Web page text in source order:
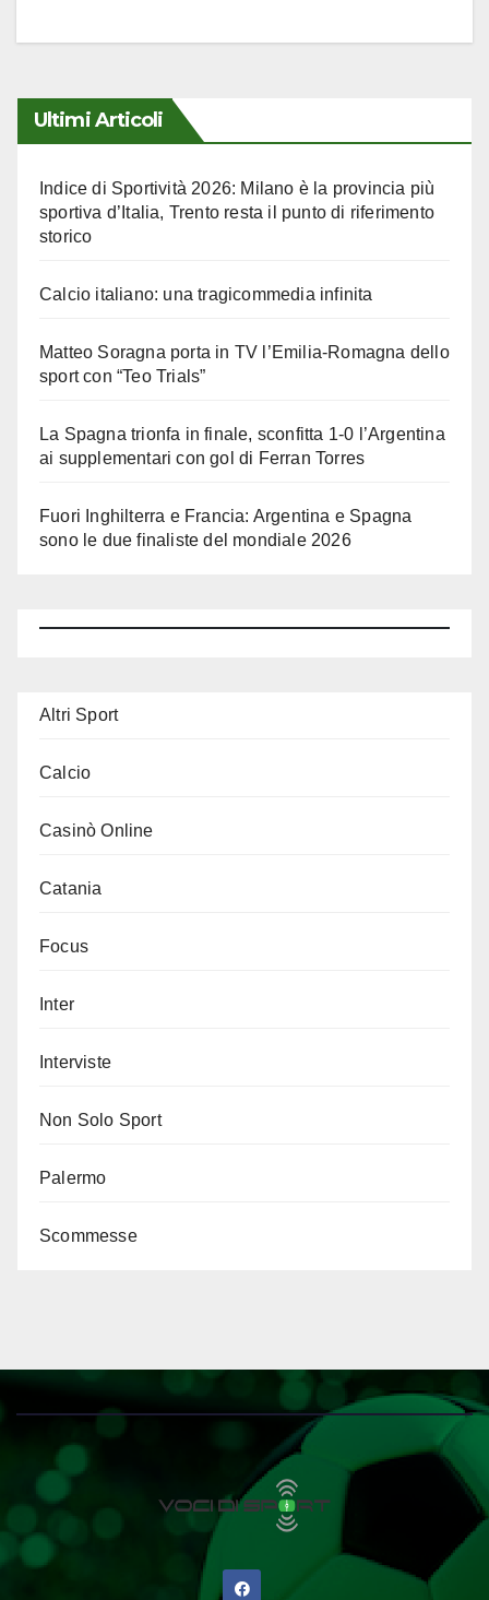
Ultimi Articoli
Indice di Sportività 2026: Milano è la provincia più
sportiva d’Italia, Trento resta il punto di riferimento
storico
Calcio italiano: una tragicommedia infinita
Matteo Soragna porta in TV l’Emilia-Romagna dello
sport con “Teo Trials”
La Spagna trionfa in finale, sconfitta 1-0 l’Argentina
ai supplementari con gol di Ferran Torres
Fuori Inghilterra e Francia: Argentina e Spagna
sono le due finaliste del mondiale 2026
Altri Sport
Calcio
Casinò Online
Catania
Focus
Inter
Interviste
Non Solo Sport
Palermo
Scommesse